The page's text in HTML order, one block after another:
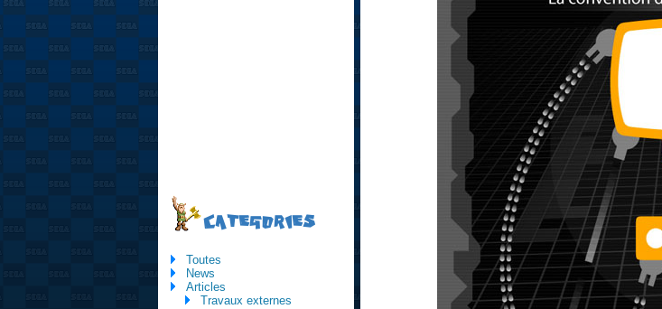
CATEGORIES
Toutes
News
Articles
Travaux externes